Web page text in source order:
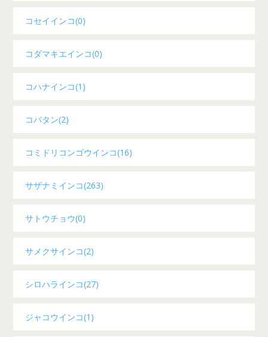
コセイインコ(0)
コダマキエインコ(0)
コハナインコ(1)
コバタン(2)
コミドリコンゴウインコ(16)
サザナミインコ(263)
サトウチョウ(0)
サメクサインコ(2)
シロハラインコ(27)
ジャコウインコ(1)